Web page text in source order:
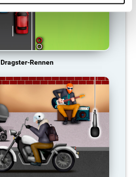
Dragster-Rennen